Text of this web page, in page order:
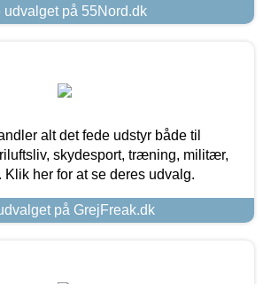
udvalget på 55Nord.dk
alt det fede udstyr både til
skydesport, træning, militær,
Klik her for at se deres udvalg.
på GrejFreak.dk